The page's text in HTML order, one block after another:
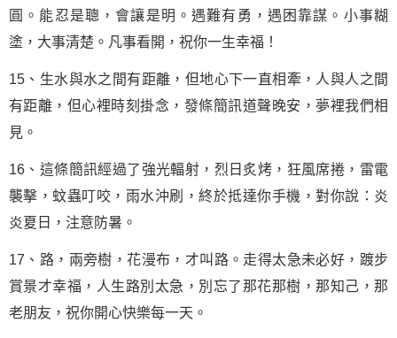
圓。能忍是聰，會讓是明。遇難有勇，遇困靠謀。小事糊
塗，大事清楚。凡事看開，祝你一生幸福！
15、生水與水之間有距離，但地心下一直相牽，人與人之間
有距離，但心裡時刻掛念，發條簡訊道聲晚安，夢裡我們相
見。
16、這條簡訊經過了強光輻射，烈日炙烤，狂風席捲，雷電
襲擊，蚊蟲叮咬，雨水沖刷，終於抵達你手機，對你說：炎
炎夏日，注意防暑。
17、路，兩旁樹，花漫布，才叫路。走得太急未必好，踱步
賞景才幸福，人生路別太急，別忘了那花那樹，那知己，那
老朋友，祝你開心快樂每一天。